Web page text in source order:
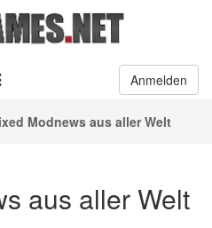
Anmelden
Modnews aus aller Welt
aus aller Welt